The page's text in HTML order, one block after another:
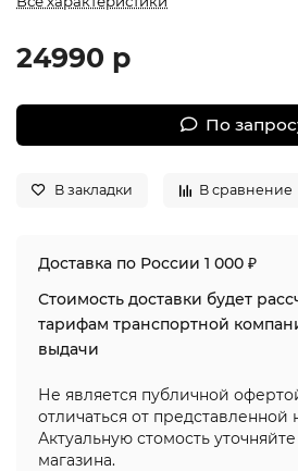
24990 р
По
В закладки В сравнение
Доставка по России 1 000 ₽
Стоимость доставки будет
тарифам транспортной
выдачи
Не является публичной
отличаться от представленной
Актуальную стомость
магазина.